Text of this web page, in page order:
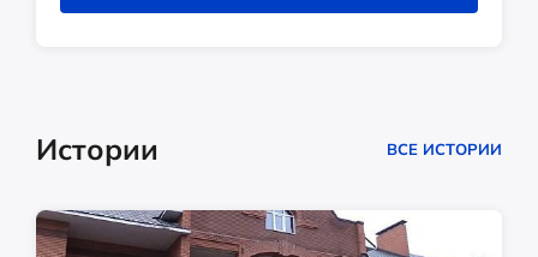
Истории ВСЕ ИСТОРИИ